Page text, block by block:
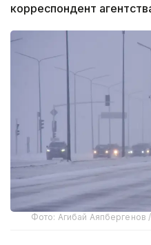
корреспондент
Фото: Агибай Аяпбергенов